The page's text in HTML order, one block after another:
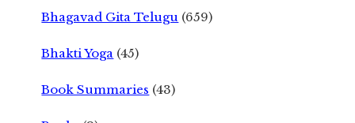
Bhagavad Gita Telugu (659)
Bhakti Yoga (45)
Book Summaries (43)